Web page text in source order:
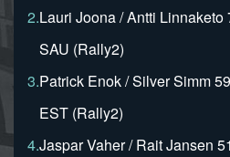
2.Lauri Joona / Antti Linnaketo
SAU (Rally2)
3.Patrick Enok / Silver Simm
EST (Rally2)
4.Jaspar Vaher / Rait Jansen